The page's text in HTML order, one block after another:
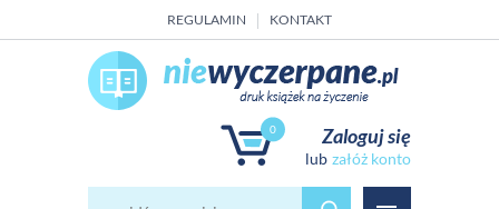
REGULAMIN KONTAKT
0 Zaloguj się
załóż konto